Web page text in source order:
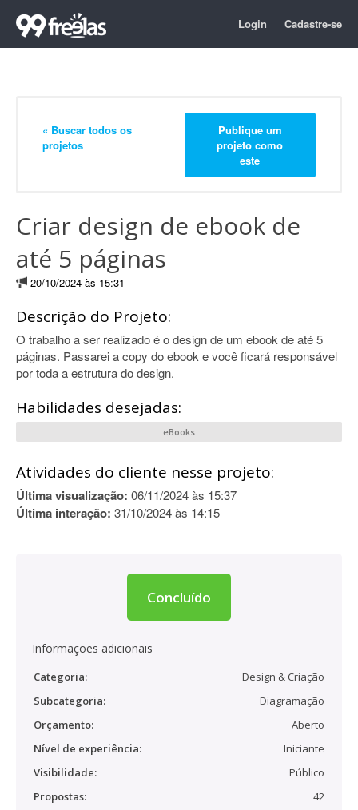
Login Cadastre-se
« Buscar todos os
projetos
Publique um
projeto como
este
Criar design de ebook de
até 5 páginas
20/10/2024 às 15:31
Descrição do Projeto:
O trabalho a ser realizado é o design de um ebook de até 5
páginas. Passarei a copy do ebook e você ficará responsável
por toda a estrutura do design.
Habilidades desejadas:
eBooks
Atividades do cliente nesse projeto:
Última visualização: 06/11/2024 às 15:37
Última interação: 31/10/2024 às 14:15
Concluído
Informações adicionais
Categoria:
Design & Criação
Subcategoria:
Diagramação
Orçamento:
Aberto
Nível de experiência:
Iniciante
Visibilidade:
Público
Propostas:
42